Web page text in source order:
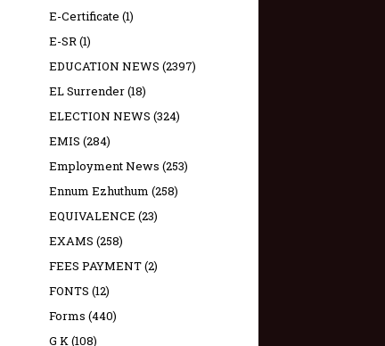
E-Certificate (1)
E-SR(1)
EDUCATION NEWS (2397)
EL Surrender(18)
ELECTION NEWS (324)
EMIS (284)
Employment News (253)
Ennum Ezhuthum (258)
EQUIVALENCE (23)
EXAMS (258)
FEES PAYMENT(2)
FONTS (12)
Forms (440)
G K(108)